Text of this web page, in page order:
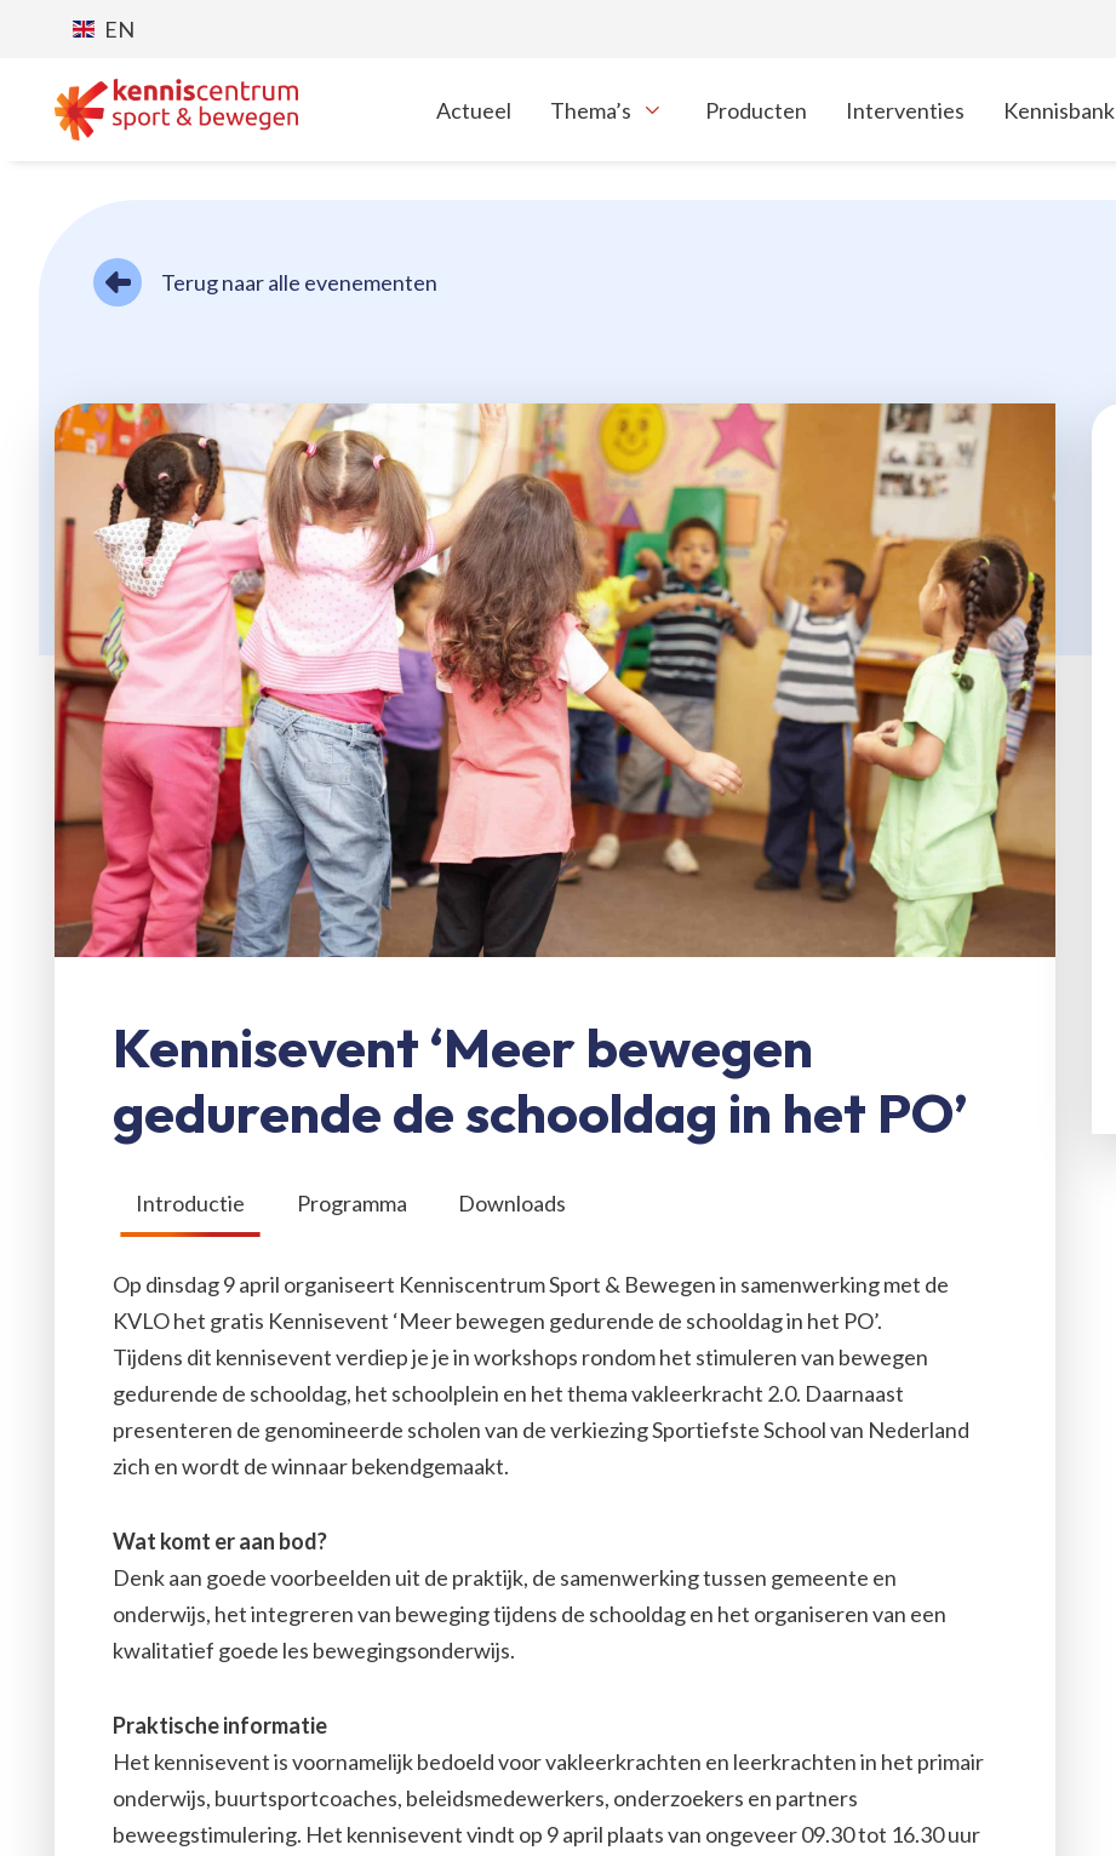
EN
Actueel Thema’s
Toon onderliggende navigatie items
Producten Interventies Kennisbank
Terug naar alle evenementen
Kennisevent ‘Meer bewegen
gedurende de schooldag in het PO’
Introductie Programma Downloads
Op dinsdag 9 april organiseert Kenniscentrum Sport & Bewegen in samenwerking met de
KVLO het gratis Kennisevent ‘Meer bewegen gedurende de schooldag in het PO’.
Tijdens dit kennisevent verdiep je je in workshops rondom het stimuleren van bewegen
gedurende de schooldag, het schoolplein en het thema vakleerkracht 2.0. Daarnaast
presenteren de genomineerde scholen van de verkiezing Sportiefste School van Nederland
zich en wordt de winnaar bekendgemaakt.
Wat komt er aan bod?
Denk aan goede voorbeelden uit de praktijk, de samenwerking tussen gemeente en
onderwijs, het integreren van beweging tijdens de schooldag en het organiseren van een
kwalitatief goede les bewegingsonderwijs.
Praktische informatie
Het kennisevent is voornamelijk bedoeld voor vakleerkrachten en leerkrachten in het primair
onderwijs, buurtsportcoaches, beleidsmedewerkers, onderzoekers en partners
beweegstimulering. Het kennisevent vindt op 9 april plaats van ongeveer 09.30 tot 16.30 uur